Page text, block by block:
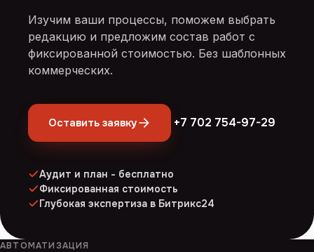
Изучим ваши процессы, поможем выбрать
редакцию и предложим состав работ с
фиксированной стоимостью. Без шаблонных
коммерческих.
Оставить заявку +7 702 754-97-29
Аудит и план - бесплатно
Фиксированная стоимость
Глубокая экспертиза в Битрикс24
АВТОМАТИЗАЦИЯ